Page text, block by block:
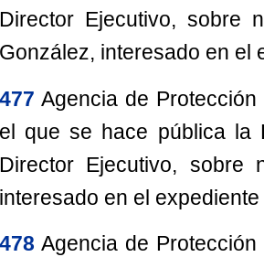
Director Ejecutivo, sobre
González, interesado en el
477 Agencia de
el que se hace pública la
Director Ejecutivo, sobre
interesado en el expediente
478 Agencia de